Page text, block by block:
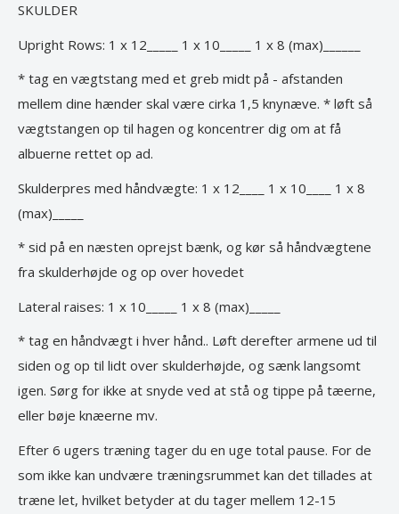
SKULDER
Upright Rows: 1 x 12_____ 1 x 10_____ 1 x 8 (max)______
* tag en vægtstang med et greb midt på - afstanden
mellem dine hænder skal være cirka 1,5 knynæve. * løft så
vægtstangen op til hagen og koncentrer dig om at få
albuerne rettet op ad.
Skulderpres med håndvægte: 1 x 12____ 1 x 10____ 1 x 8
(max)_____
* sid på en næsten oprejst bænk, og kør så håndvægtene
fra skulderhøjde og op over hovedet
Lateral raises: 1 x 10_____ 1 x 8 (max)_____
* tag en håndvægt i hver hånd.. Løft derefter armene ud til
siden og op til lidt over skulderhøjde, og sænk langsomt
igen. Sørg for ikke at snyde ved at stå og tippe på tæerne,
eller bøje knæerne mv.
Efter 6 ugers træning tager du en uge total pause. For de
som ikke kan undvære træningsrummet kan det tillades at
træne let, hvilket betyder at du tager mellem 12-15